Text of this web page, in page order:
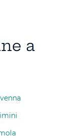
a